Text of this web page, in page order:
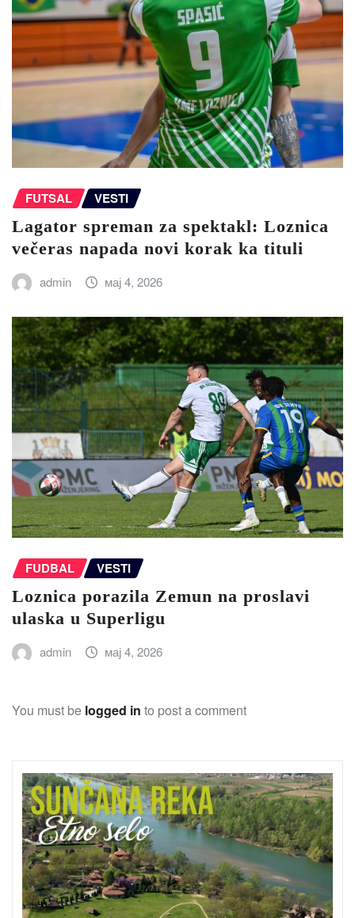
FUTSAL VESTI
Lagator spreman za spektakl: Loznica
večeras napada novi korak ka tituli
admin мај 4, 2026
FUDBAL VESTI
Loznica porazila Zemun na proslavi
ulaska u Superligu
admin мај 4, 2026
You must be logged in to post a comment